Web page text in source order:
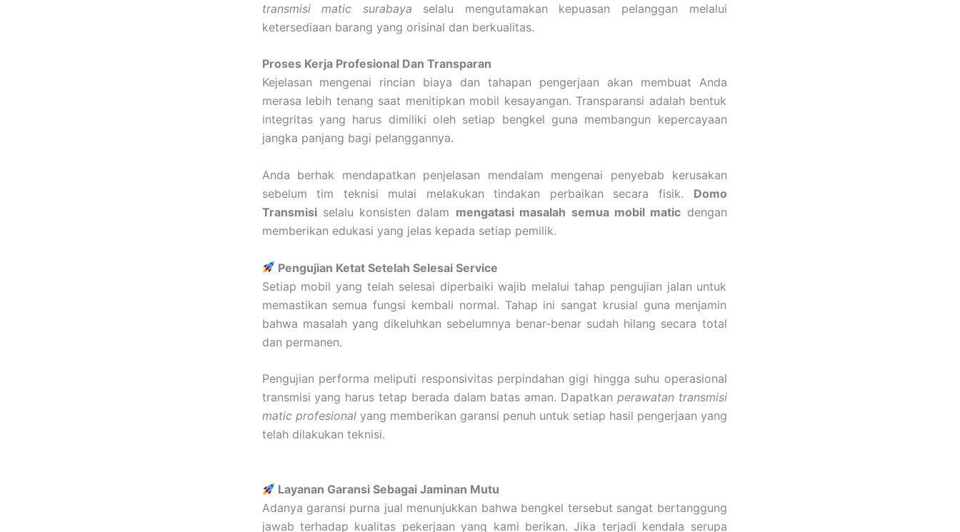
transmisi matic surabaya selalu mengutamakan kepuasan pelanggan melalui
ketersediaan barang yang orisinal dan berkualitas.
Proses Kerja Profesional Dan Transparan
Kejelasan mengenai rincian biaya dan tahapan pengerjaan akan membuat Anda
merasa lebih tenang saat menitipkan mobil kesayangan. Transparansi adalah bentuk
integritas yang harus dimiliki oleh setiap bengkel guna membangun kepercayaan
jangka panjang bagi pelanggannya.
Anda berhak mendapatkan penjelasan mendalam mengenai penyebab kerusakan
sebelum tim teknisi mulai melakukan tindakan perbaikan secara fisik. Domo
Transmisiselalu konsisten dalam mengatasi masalah semua mobil matic dengan
memberikan edukasi yang jelas kepada setiap pemilik.
Pengujian Ketat Setelah Selesai Service
Setiap mobil yang telah selesai diperbaiki wajib melalui tahap pengujian jalan untuk
memastikan semua fungsi kembali normal. Tahap ini sangat krusial guna menjamin
bahwa masalah yang dikeluhkan sebelumnya benar-benar sudah hilang secara total
dan permanen.
Pengujian performa meliputi responsivitas perpindahan gigi hingga suhu operasional
transmisi yang harus tetap berada dalam batas aman. Dapatkan perawatan transmisi
matic profesionalyang memberikan garansi penuh untuk setiap hasil pengerjaan yang
telah dilakukan teknisi.
Layanan Garansi Sebagai Jaminan Mutu
Adanya garansi purna jual menunjukkan bahwa bengkel tersebut sangat bertanggung
jawab terhadap kualitas pekerjaan yang kami berikan. Jika terjadi kendala serupa